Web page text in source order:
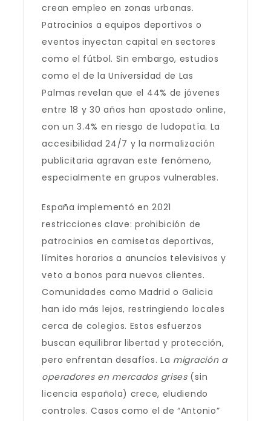
crean empleo en zonas urbanas.
Patrocinios a equipos deportivos o
eventos inyectan capital en sectores
como el fútbol. Sin embargo, estudios
como el de la Universidad de Las
Palmas revelan que el 44% de jóvenes
entre 18 y 30 años han apostado online,
con un 3.4% en riesgo de ludopatía. La
accesibilidad 24/7 y la normalización
publicitaria agravan este fenómeno,
especialmente en grupos vulnerables.
España implementó en 2021
restricciones clave: prohibición de
patrocinios en camisetas deportivas,
límites horarios a anuncios televisivos y
veto a bonos para nuevos clientes.
Comunidades como Madrid o Galicia
han ido más lejos, restringiendo locales
cerca de colegios. Estos esfuerzos
buscan equilibrar libertad y protección,
pero enfrentan desafíos. La migración a
operadores en mercados grises(sin
licencia española) crece, eludiendo
controles. Casos como el de “Antonio”